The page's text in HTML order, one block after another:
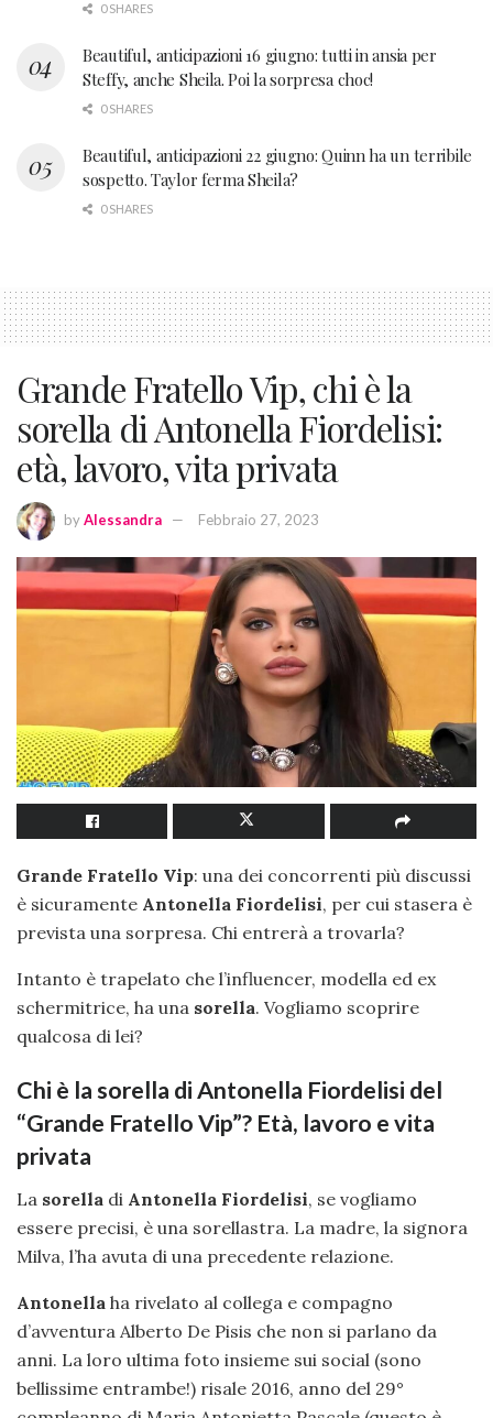
0 SHARES
Beautiful, anticipazioni 16 giugno: tutti in ansia per
Steffy, anche Sheila. Poi la sorpresa choc!
0 SHARES
Beautiful, anticipazioni 22 giugno: Quinn ha un terribile
sospetto. Taylor ferma Sheila?
0 SHARES
Grande Fratello Vip, chi è la
sorella di Antonella Fiordelisi:
età, lavoro, vita privata
byAlessandra Febbraio 27, 2023
Grande Fratello Vip: una dei concorrenti più discussi
è sicuramente Antonella Fiordelisi, per cui stasera è
prevista una sorpresa. Chi entrerà a trovarla?
Intanto è trapelato che l’influencer, modella ed ex
schermitrice, ha una sorella. Vogliamo scoprire
qualcosa di lei?
Chi è la sorella di Antonella Fiordelisi del
“Grande Fratello Vip”? Età, lavoro e vita
privata
La sorella di Antonella Fiordelisi, se vogliamo
essere precisi, è una sorellastra. La madre, la signora
Milva, l’ha avuta di una precedente relazione.
Antonella ha rivelato al collega e compagno
d’avventura Alberto De Pisis che non si parlano da
anni. La loro ultima foto insieme sui social (sono
bellissime entrambe!) risale 2016, anno del 29°